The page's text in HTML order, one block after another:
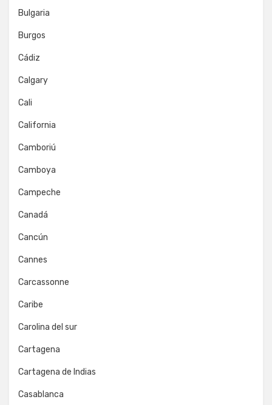
Bulgaria
Burgos
Cádiz
Calgary
Cali
California
Camboriú
Camboya
Campeche
Canadá
Cancún
Cannes
Carcassonne
Caribe
Carolina del sur
Cartagena
Cartagena de Indias
Casablanca